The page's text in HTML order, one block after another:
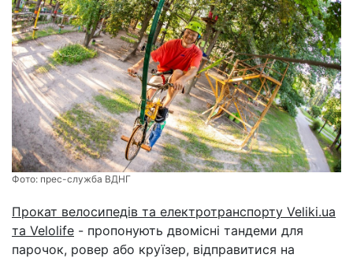
Фото: прес-служба ВДНГ
Прокат велосипедів та електротранспорту Veliki.ua
та Velolife - пропонують двомісні тандеми для
парочок, ровер або круїзер, відправитися на